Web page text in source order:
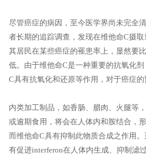
尽管癌症的病因，至今医学界尚未完全
者长期的追踪调查，发现在维他命C摄
其居民在某些癌症的罹患率上，显然要
低。由于维他命C是一种重要的抗氧化
C具有抗氧化和还原等作用，对于癌症的
内类加工制品，如香肠、腊肉、火腿等
或逾期食用，将会在人体内和胺结合，
而维他命C具有抑制此物质合成之作用
有促进interferon在人体内生成、抑制滤